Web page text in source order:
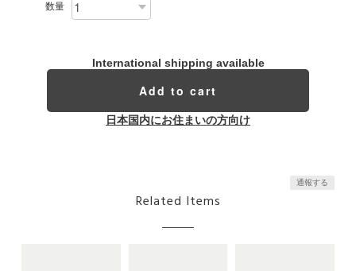
数量
International shipping available
Add to cart
日本国内にお住まいの方向け
通報する
Related Items